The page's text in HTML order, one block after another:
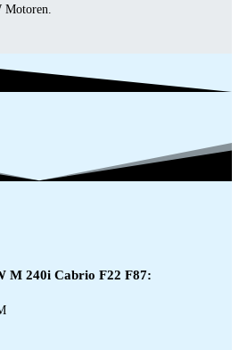
M 240i Cabrio F22 F87: